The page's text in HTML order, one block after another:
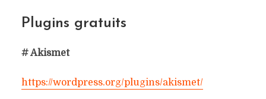
Plugins gratuits
# Akismet
https://wordpress.org/plugins/akismet/